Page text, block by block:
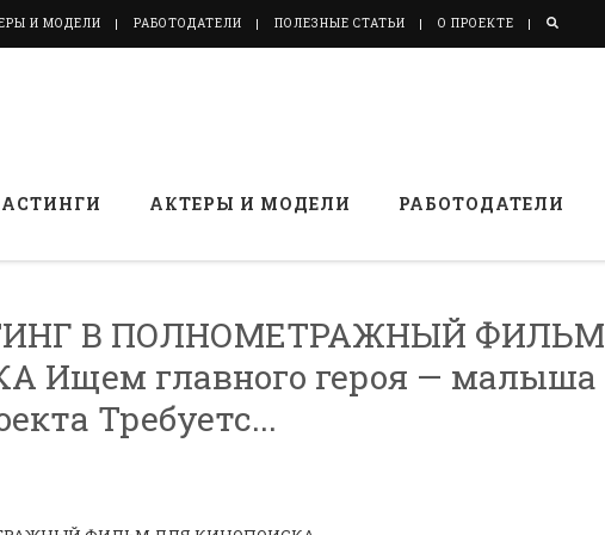
И МОДЕЛИ РАБОТОДАТЕЛИ ПОЛЕЗНЫЕ СТАТЬИ О ПРОЕКТЕ
АКТЕРЫ И МОДЕЛИ РАБОТОДАТЕЛИ
В ПОЛНОМЕТРАЖНЫЙ ФИЛЬМ
Ищем главного героя — малыша
Требуетс...